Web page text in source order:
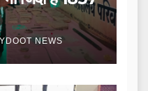
NEWS